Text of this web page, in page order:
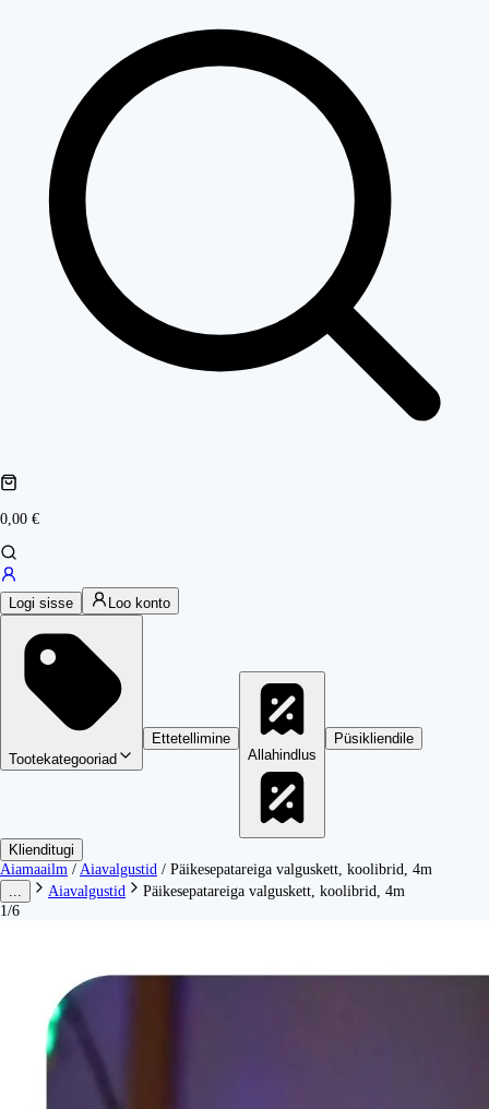
0,00 €
Logi sisse Loo konto
Tootekategooriad
Ettetellimine
Allahindlus
Püsikliendile
Klienditugi
Aiamaailm / Aiavalgustid / Päikesepatareiga valguskett, koolibrid, 4m
Aiavalgustid
Päikesepatareiga valguskett, koolibrid, 4m
1/6